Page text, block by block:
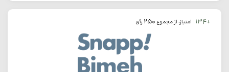
+134 امتیاز، از مجموع 250 رأی